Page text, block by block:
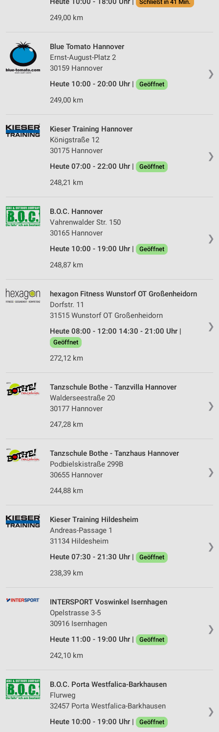
Schließt in 41 Min.
249,00 km
❯
Blue Tomato Hannover
Ernst-August-Platz 2
30159 Hannover
Heute 10:00 - 20:00 Uhr |
Geöffnet
249,00 km
❯
Kieser Training Hannover
Königstraße 12
30175 Hannover
Heute 07:00 - 22:00 Uhr |
Geöffnet
248,21 km
❯
B.O.C. Hannover
Vahrenwalder Str. 150
30165 Hannover
Heute 10:00 - 19:00 Uhr |
Geöffnet
248,87 km
❯
hexagon Fitness Wunstorf OT Großenheidorn
Dorfstr. 11
31515 Wunstorf OT Großenheidorn
Heute 08:00 - 12:00 14:30 - 21:00 Uhr |
Geöffnet
272,12 km
❯
Tanzschule Bothe - Tanzvilla Hannover
Walderseestraße 20
30177 Hannover
247,28 km
❯
Tanzschule Bothe - Tanzhaus Hannover
Podbielskistraße 299B
30655 Hannover
244,88 km
❯
Kieser Training Hildesheim
Andreas-Passage 1
31134 Hildesheim
Heute 07:30 - 21:30 Uhr |
Geöffnet
238,39 km
❯
INTERSPORT Voswinkel Isernhagen
Opelstrasse 3-5
30916 Isernhagen
Heute 11:00 - 19:00 Uhr |
Geöffnet
242,10 km
❯
B.O.C. Porta Westfalica-Barkhausen
Flurweg
32457 Porta Westfalica-Barkhausen
Heute 10:00 - 19:00 Uhr |
Geöffnet